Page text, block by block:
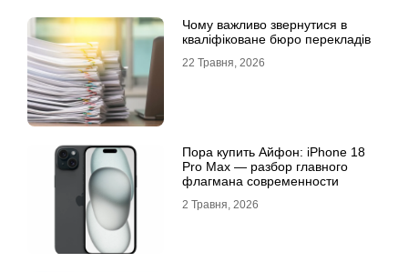
Чому важливо звернутися в
кваліфіковане бюро перекладів
22 Травня, 2026
Пора купить Айфон: iPhone 18
Pro Max — разбор главного
флагмана современности
2 Травня, 2026